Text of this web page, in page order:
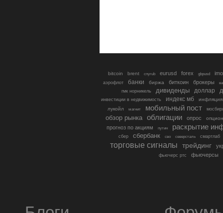
bitcoin brent cnyrub eurusd forex gbpusd
аэрофлот банки биржа биткоин брокеры
гмк норникель
дивиденды доллар
инвестиции в недвижимость индекс мб
инфляция
лукойл
магнит мобильный пост
обзор рынка облигации опрос
прогноз по акциям путин раскрытие
сбер сбербанк сво северсталь смартлаб
торговые сигналы трейдинг
фьючерс ртс фьючерсы